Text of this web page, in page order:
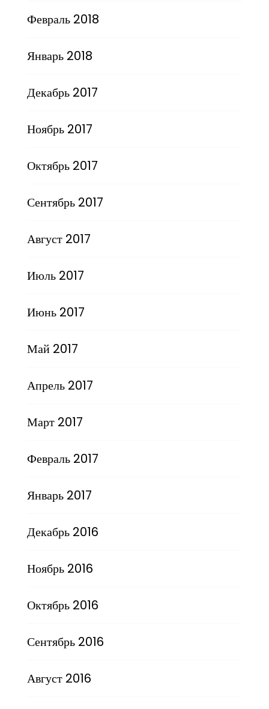
Февраль 2018
Январь 2018
Декабрь 2017
Ноябрь 2017
Октябрь 2017
Сентябрь 2017
Август 2017
Июль 2017
Июнь 2017
Май 2017
Апрель 2017
Март 2017
Февраль 2017
Январь 2017
Декабрь 2016
Ноябрь 2016
Октябрь 2016
Сентябрь 2016
Август 2016